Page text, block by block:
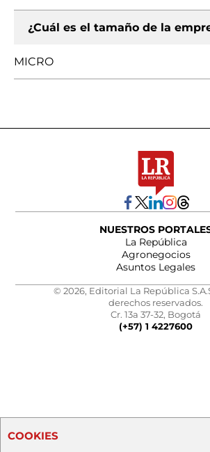
¿Cuál es el tamaño de la
MICRO
NUESTROS
La República
Agronegocios
Asuntos Legales
© 2026, Editorial La República
derechos reservados.
Cr. 13a 37-32, Bogotá
(+57) 1 4227600
COOKIES